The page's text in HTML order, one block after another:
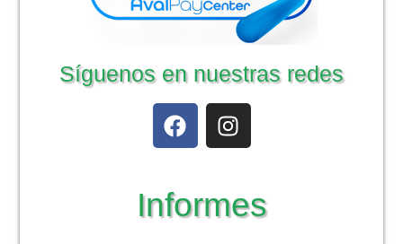
Síguenos en nuestras redes
Informes